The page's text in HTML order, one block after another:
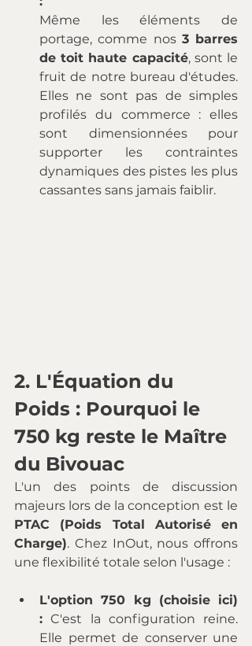
Même les éléments de
portage, comme nos 3 barres
de toit haute capacité, sont le
fruit de notre bureau d'études.
Elles ne sont pas de simples
profilés du commerce : elles
sont dimensionnées pour
supporter les contraintes
dynamiques des pistes les plus
cassantes sans jamais faiblir.
2. L'Équation du
Poids : Pourquoi le
750 kg reste le Maître
du Bivouac
L'un des points de discussion
PTAC (Poids Total Autorisé en
Charge). Chez InOut, nous offrons
une flexibilité totale selon l'usage :
L'option 750 kg (choisie ici)
: C'est la configuration reine.